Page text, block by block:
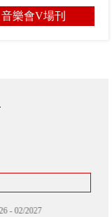
音樂會V場刊